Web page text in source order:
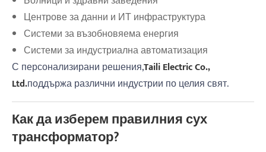
Центрове за данни и ИТ инфраструктура
Системи за възобновяема енергия
Системи за индустриална автоматизация
С персонализирани решения,Taili Electric Co.,
Ltd.поддържа различни индустрии по целия свят.
Как да изберем правилния сух
трансформатор?